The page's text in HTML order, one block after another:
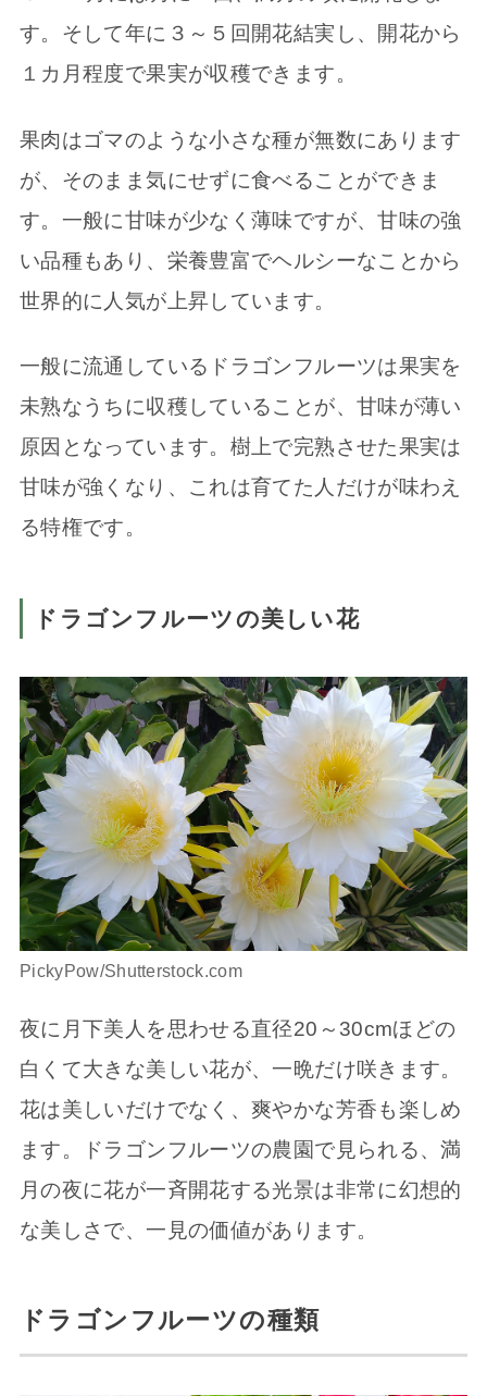
す。そして年に３～５回開花結実し、開花から
１カ月程度で果実が収穫できます。
果肉はゴマのような小さな種が無数にあります
が、そのまま気にせずに食べることができま
す。一般に甘味が少なく薄味ですが、甘味の強
い品種もあり、栄養豊富でヘルシーなことから
世界的に人気が上昇しています。
一般に流通しているドラゴンフルーツは果実を
未熟なうちに収穫していることが、甘味が薄い
原因となっています。樹上で完熟させた果実は
甘味が強くなり、これは育てた人だけが味わえ
る特権です。
ドラゴンフルーツの美しい花
PickyPow/Shutterstock.com
夜に月下美人を思わせる直径20～30cmほどの
白くて大きな美しい花が、一晩だけ咲きます。
花は美しいだけでなく、爽やかな芳香も楽しめ
ます。ドラゴンフルーツの農園で見られる、満
月の夜に花が一斉開花する光景は非常に幻想的
な美しさで、一見の価値があります。
ドラゴンフルーツの種類